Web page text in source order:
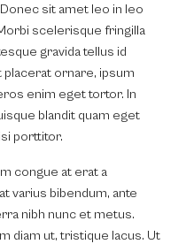
sit amet leo in leo
scelerisque fringilla
gravida tellus id
placerat ornare, ipsum
enim eget tortor. In
blandit quam eget
porttitor.
congue at erat a
varius bibendum, ante
nibh nunc et metus.
diam ut, tristique lacus. Ut